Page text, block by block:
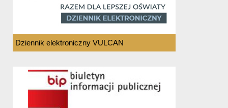
Dziennik elektroniczny VULCAN